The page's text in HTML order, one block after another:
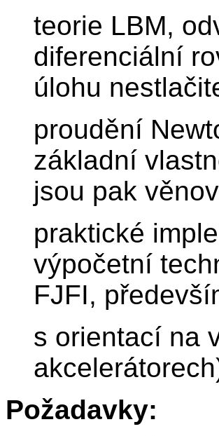
teorie LBM,
diferenciální
úlohu
proudění
základní
jsou pak
praktické
výpočetní
FJFI,
s orientací na
Požadavky: